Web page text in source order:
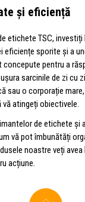
și eficiență
etichete TSC,
eficiențe sporite și a
pentru a
sarcinile de zi cu
sau o corporație
atingeți obiectivele.
de etichete și
vă pot îmbunătăți
noastre veți
acțiune.